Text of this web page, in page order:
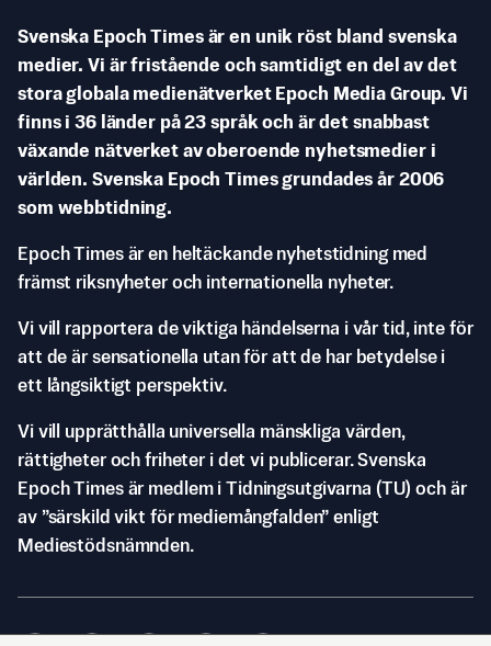
Svenska Epoch Times är en unik röst bland svenska
medier. Vi är fristående och samtidigt en del av det
stora globala medienätverket Epoch Media Group. Vi
finns i 36 länder på 23 språk och är det snabbast
växande nätverket av oberoende nyhetsmedier i
världen. Svenska Epoch Times grundades år 2006
som webbtidning.
Epoch Times är en heltäckande nyhetstidning med
främst riksnyheter och internationella nyheter.
Vi vill rapportera de viktiga händelserna i vår tid, inte för
att de är sensationella utan för att de har betydelse i
ett långsiktigt perspektiv.
Vi vill upprätthålla universella mänskliga värden,
rättigheter och friheter i det vi publicerar. Svenska
Epoch Times är medlem i Tidningsutgivarna (TU) och är
av ”särskild vikt för mediemångfalden” enligt
Mediestödsnämnden.